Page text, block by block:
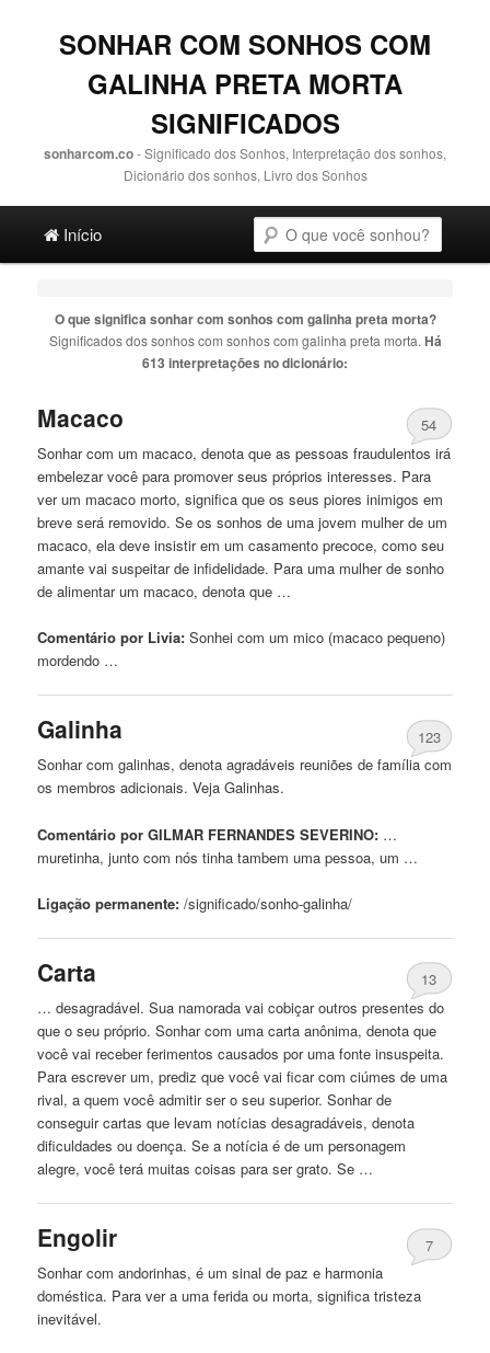
SONHAR COM SONHOS COM
GALINHA PRETA MORTA
SIGNIFICADOS
sonharcom.co- Significado dos Sonhos, Interpretação dos sonhos,
Dicionário dos sonhos, Livro dos Sonhos
Ir para o conteúdo principal
Ir para o conteúdo secundário
Início
O que significa sonhar com sonhos com galinha preta morta?
Significados dos sonhos com sonhos com galinha preta morta. Há
613 interpretações no dicionário:
Macaco
54
Sonharcom um macaco, denota que as pessoas fraudulentos irá
embelezar você para promover seus próprios interesses. Para
ver um macaco morto, significa que os seus piores inimigos em
breve será removido. Se ossonhos de uma jovem mulher de um
macaco, ela deve insistir em um casamento precoce, como seu
amante vai suspeitar de infidelidade. Para uma mulher de sonho
de alimentar um macaco, denota que …
Comentário por Livia: Sonheicom um mico (macaco pequeno)
mordendo …
Galinha
123
Sonharcom galinhas, denota agradáveis ​​reuniões de famíliacom
os membros adicionais. Veja Galinhas.
Comentário por GILMAR FERNANDES SEVERINO: …
muretinha, juntocom nós tinha tambem uma pessoa, um …
Ligação permanente: /significado/sonho-galinha/
Carta
13
… desagradável. Sua namorada vai cobiçar outros presentes do
que o seu próprio. Sonharcom uma carta anônima, denota que
você vai receber ferimentos causados ​​por uma fonte insuspeita.
Para escrever um, prediz que você vai ficarcom ciúmes de uma
rival, a quem você admitir ser o seu superior. Sonhar de
conseguir cartas que levam notícias desagradáveis, denota
dificuldades ou doença. Se a notícia é de um personagem
alegre, você terá muitas coisas para ser grato. Se …
Engolir
7
Sonharcom andorinhas, é um sinal de paz e harmonia
doméstica. Para ver a uma ferida ou morta, significa tristeza
inevitável.